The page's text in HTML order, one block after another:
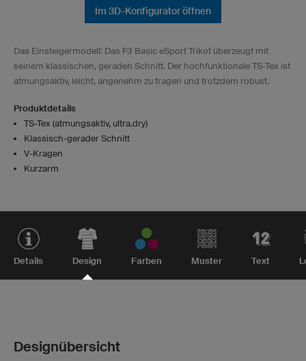
Im 3D-Konfigurator öffnen
Das Einsteigermodell: Das F3 Basic eSport Trikot überzeugt mit
seinem klassischen, geraden Schnitt. Der hochfunktionale TS-Tex ist
atmungsaktiv, leicht, angenehm zu tragen und trotzdem robust.
Produktdetails
TS-Tex (atmungsaktiv, ultra.dry)
Klassisch-gerader Schnitt
V-Kragen
Kurzarm
Details Design Farben Muster Text
Designübersicht